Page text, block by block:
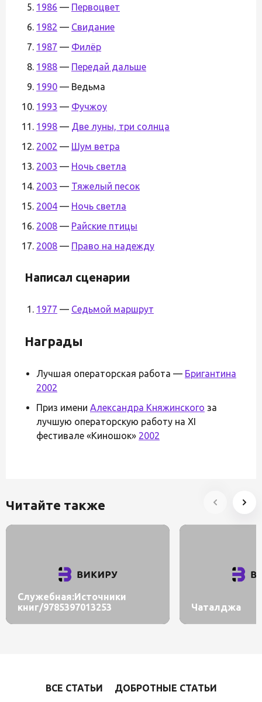
1986 — Первоцвет
1982 — Свидание
1987 — Филёр
1988 — Передай дальше
1990 — Ведьма
1993 — Фучжоу
1998 — Две луны, три солнца
2002 — Шум ветра
2003 — Ночь светла
2003 — Тяжелый песок
2004 — Ночь светла
2008 — Райские птицы
2008 — Право на надежду
Написал сценарии
1977 — Седьмой маршрут
Награды
Лучшая операторская работа — Бригантина
2002
Приз имени Александра Княжинского за
лучшую операторскую работу на XI
фестивале «Киношок» 2002
Читайте также
Служебная:Источники
книг/9785397013253
Чаталджа
ВСЕ СТАТЬИ ДОБРОТНЫЕ СТАТЬИ